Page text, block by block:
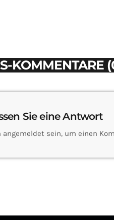
KOMMENTARE
Sie eine Antwort
angemeldet sein, um einen